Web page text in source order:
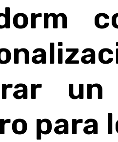
para